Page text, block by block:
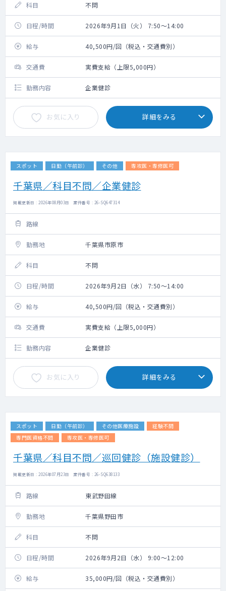
科目 不問
日程/時間 2026年9月1日（火） 7:50～14:00
給与 40,500円/回（税込・交通費別）
交通費 実費支給（上限5,000円）
勤務内容 企業健診
お気に入り 詳細をみる
スポット 日勤（午前診） その他 専攻医・専修医可
千葉県／科目不問／企業健診
掲載更新日 : 2026年08月03日 案件番号 : 26-SQ647314
路線
勤務地 千葉県市原市
科目 不問
日程/時間 2026年9月2日（水） 7:50～14:00
給与 40,500円/回（税込・交通費別）
交通費 実費支給（上限5,000円）
勤務内容 企業健診
お気に入り 詳細をみる
スポット 日勤（午前診） その他医療施設
経験不問
専門医資格不問
専攻医・専修医可
千葉県／科目不問／巡回健診（施設健診）
掲載更新日 : 2026年07月23日 案件番号 : 26-SQ638133
路線 東武野田線
勤務地 千葉県野田市
科目 不問
日程/時間 2026年9月2日（水） 9:00～12:00
給与 35,000円/回（税込・交通費別）